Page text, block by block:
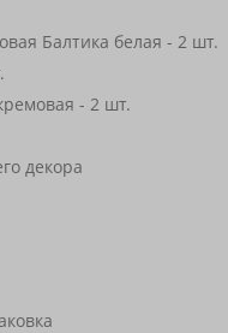
Балтика белая - 2 шт.
- 2 шт.
декора